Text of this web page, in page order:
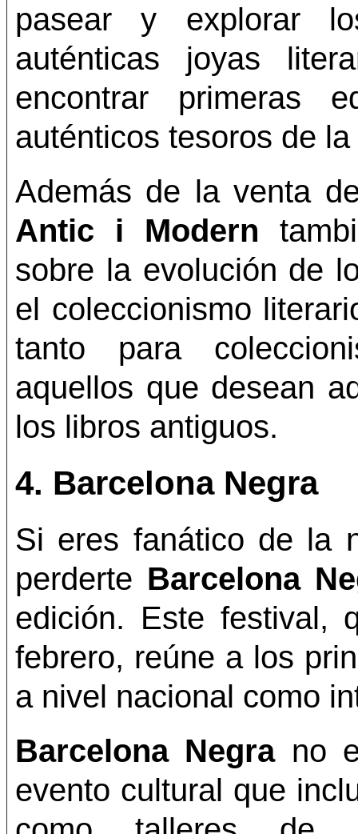
pasear y explorar
auténticas joyas
encontrar primeras
auténticos tesoros de
Además de la venta
Antic i Modern
sobre la evolución de
el coleccionismo
tanto para
aquellos que desean
los libros antiguos.
4. Barcelona Negra
Si eres fanático de la
perderte Barcelona
edición. Este
febrero, reúne a los
a nivel nacional como
Barcelona Negrano
evento cultural que